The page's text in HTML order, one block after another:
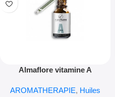
Almaflore vitamine A
AROMATHERAPIE, Huiles